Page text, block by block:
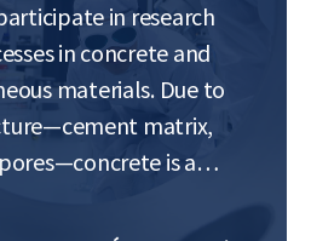
in research
in concrete and
materials. Due to
matrix,
is a
cement